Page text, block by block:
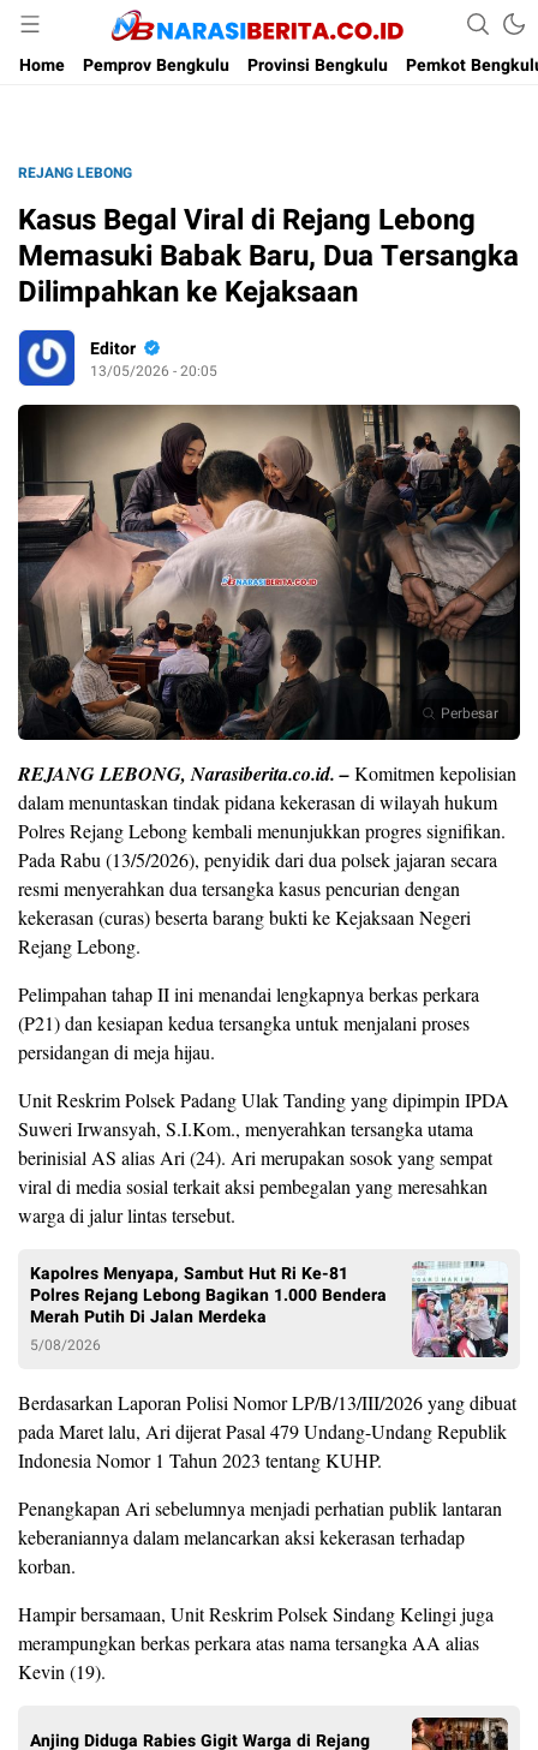
Narasi Berita
Home
Pemprov Bengkulu Provinsi Bengkulu Pemkot
REJANG LEBONG
Kasus Begal Viral di Rejang Lebong
Memasuki Babak Baru, Dua Tersangka
Dilimpahkan ke Kejaksaan
Editor
13/05/2026 - 20:05
Perbesar
REJANG LEBONG, Narasiberita.co.id. –Komitmen kepolisian
dalam menuntaskan tindak pidana kekerasan di wilayah hukum
Polres Rejang Lebong kembali menunjukkan progres signifikan.
Pada Rabu (13/5/2026), penyidik dari dua polsek jajaran secara
resmi menyerahkan dua tersangka kasus pencurian dengan
kekerasan (curas) beserta barang bukti ke Kejaksaan Negeri
Rejang Lebong.
Pelimpahan tahap II ini menandai lengkapnya berkas perkara
(P21) dan kesiapan kedua tersangka untuk menjalani proses
persidangan di meja hijau.
Unit Reskrim Polsek Padang Ulak Tanding yang dipimpin IPDA
Suweri Irwansyah, S.I.Kom., menyerahkan tersangka utama
berinisial AS alias Ari (24). Ari merupakan sosok yang sempat
viral di media sosial terkait aksi pembegalan yang meresahkan
warga di jalur lintas tersebut.
Kapolres Menyapa, Sambut Hut Ri Ke-81
Polres Rejang Lebong Bagikan 1.000 Bendera
Merah Putih Di Jalan Merdeka
5/08/2026
Berdasarkan Laporan Polisi Nomor LP/B/13/III/2026 yang dibuat
pada Maret lalu, Ari dijerat Pasal 479 Undang-Undang Republik
Indonesia Nomor 1 Tahun 2023 tentang KUHP.
Penangkapan Ari sebelumnya menjadi perhatian publik lantaran
keberaniannya dalam melancarkan aksi kekerasan terhadap
korban.
Hampir bersamaan, Unit Reskrim Polsek Sindang Kelingi juga
merampungkan berkas perkara atas nama tersangka AA alias
Kevin (19).
Anjing Diduga Rabies Gigit Warga di Rejang